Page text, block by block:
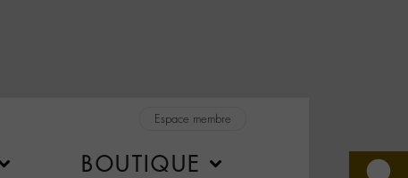
Espace membre
BOUTIQUE